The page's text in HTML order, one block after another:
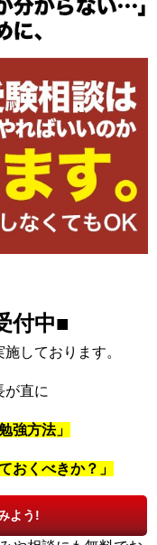
付中■
しております。
が直に
強方法」
おくべきか？」
？」
よう!